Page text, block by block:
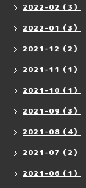
2022-02（3）
2022-01（3）
2021-12（2）
2021-11（1）
2021-10（1）
2021-09（3）
2021-08（4）
2021-07（2）
2021-06（1）